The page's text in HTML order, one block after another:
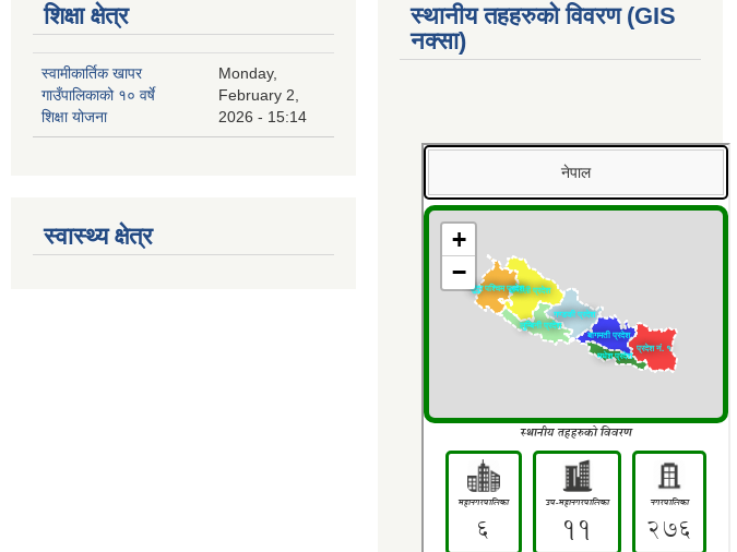
शिक्षा क्षेत्र
स्वामीकार्तिक खापर
गाउँपालिकाको १० वर्षे
शिक्षा योजना
Monday,
February 2,
2026 - 15:14
स्वास्थ्य क्षेत्र
स्थानीय तहहरुको विवरण (GIS
नक्सा)